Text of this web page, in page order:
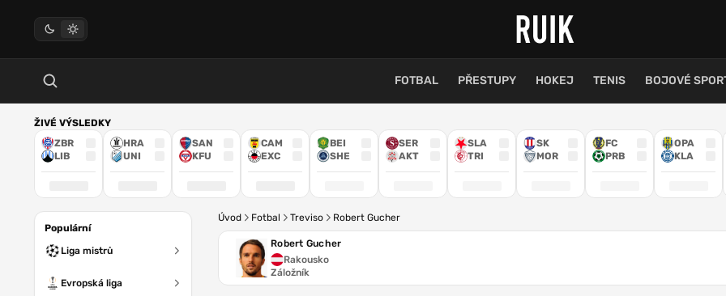
FOTBAL PŘESTUPY HOKEJ TENIS BOJOVÉ
ŽIVÉ VÝSLEDKY
ZBR
LIB
HRA
UNI
SAN
KFU
CAM
EXC
BEI
SHE
SER
AKT
SLA
TRI
SK
MOR
FC
PRB
OPA
KLA
Populární
Liga mistrů
Evropská liga
Úvod Fotbal Treviso Robert Gucher
Robert Gucher
Rakousko
Záložník